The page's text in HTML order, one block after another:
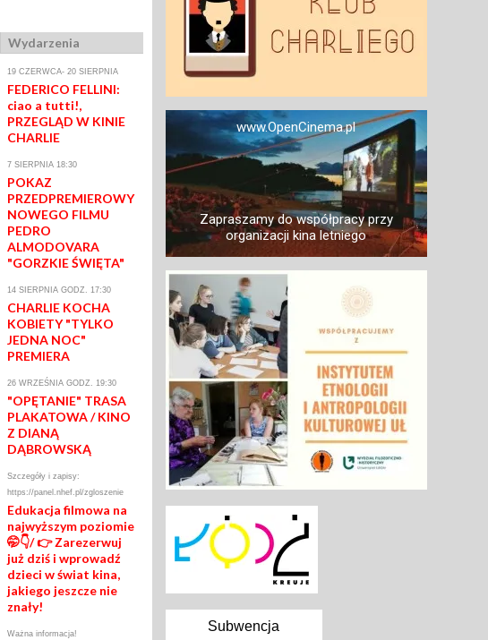
Wydarzenia
19 CZERWCA- 20 SIERPNIA
FEDERICO FELLINI:
ciao a tutti!,
PRZEGLĄD W KINIE
CHARLIE
7 SIERPNIA 18:30
POKAZ
PRZEDPREMIEROWY
NOWEGO FILMU
PEDRO
ALMODOVARA
"GORZKIE ŚWIĘTA"
14 SIERPNIA GODZ. 17:30
CHARLIE KOCHA
KOBIETY "TYLKO
JEDNA NOC"
PREMIERA
26 WRZEŚNIA GODZ. 19:30
"OPĘTANIE" TRASA
PLAKATOWA / KINO
Z DIANĄ
DĄBROWSKĄ
Szczegóły i zapisy:
https://panel.nhef.pl/zgloszenie
Edukacja filmowa na
najwyższym poziomie
🤭👇/ 👉 Zarezerwuj
już dziś i wprowadź
dzieci w świat kina,
jakiego jeszcze nie
znały!
Ważna informacja!
www.OpenCinema.pl
Zapraszamy do współpracy przy
organizacji kina letniego
Subwencja